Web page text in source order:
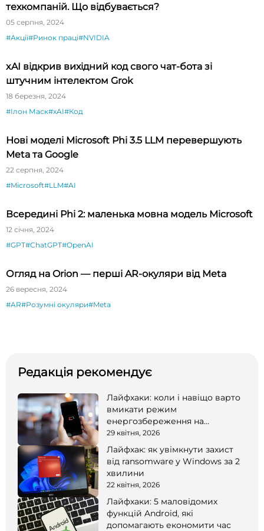
техкомпаній. Що відбувається?
05 серпня, 2024
#Акції#Ринок праці#NVIDIA
xAI відкрив вихідний код свого чат-бота зі
штучним інтелектом Grok
18 березня, 2024
#Ілон Маск#xAI#Код
Нові моделі Microsoft Phi 3.5 LLM перевершують
Meta та Google
22 серпня, 2024
#Microsoft#LLM#AI
Всередині Phi 2: маленька мовна модель Microsoft
12 січня, 2024
#GPT#ChatGPT#OpenAI
Огляд на Orion — перші AR-окуляри від Meta
26 вересня, 2024
#AR#Розумні окуляри#Meta
Редакція рекомендує
Лайфхаки: коли і навіщо варто
вмикати режим
енергозбереження на
смартфоні
29 квітня, 2026
Лайфхак: як увімкнути захист
від ransomware у Windows за 2
хвилини
22 квітня, 2026
Лайфхаки: 5 маловідомих
функцій Android, які
допомагають економити час